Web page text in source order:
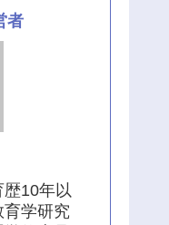
者
10年以
育学研究